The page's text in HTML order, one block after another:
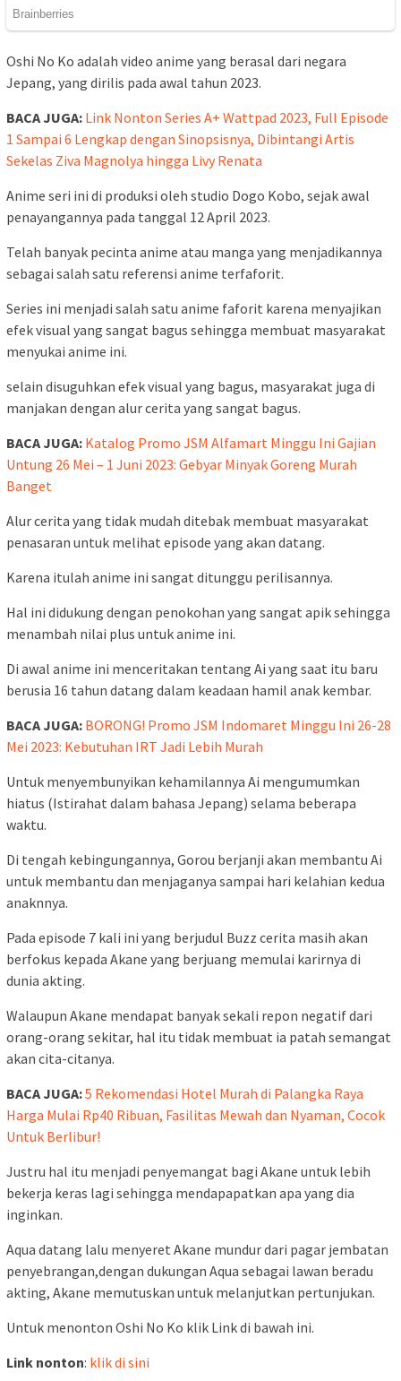
Oshi No Ko adalah video anime yang berasal dari negara
Jepang, yang dirilis pada awal tahun 2023.
BACA JUGA: Link Nonton Series A+ Wattpad 2023, Full Episode
1 Sampai 6 Lengkap dengan Sinopsisnya, Dibintangi Artis
Sekelas Ziva Magnolya hingga Livy Renata
Anime seri ini di produksi oleh studio Dogo Kobo, sejak awal
penayangannya pada tanggal 12 April 2023.
Telah banyak pecinta anime atau manga yang menjadikannya
sebagai salah satu referensi anime terfaforit.
Series ini menjadi salah satu anime faforit karena menyajikan
efek visual yang sangat bagus sehingga membuat masyarakat
menyukai anime ini.
selain disuguhkan efek visual yang bagus, masyarakat juga di
manjakan dengan alur cerita yang sangat bagus.
BACA JUGA: Katalog Promo JSM Alfamart Minggu Ini Gajian
Untung 26 Mei – 1 Juni 2023: Gebyar Minyak Goreng Murah
Banget
Alur cerita yang tidak mudah ditebak membuat masyarakat
penasaran untuk melihat episode yang akan datang.
Karena itulah anime ini sangat ditunggu perilisannya.
Hal ini didukung dengan penokohan yang sangat apik sehingga
menambah nilai plus untuk anime ini.
Di awal anime ini menceritakan tentang Ai yang saat itu baru
berusia 16 tahun datang dalam keadaan hamil anak kembar.
BACA JUGA: BORONG! Promo JSM Indomaret Minggu Ini 26-28
Mei 2023: Kebutuhan IRT Jadi Lebih Murah
Untuk menyembunyikan kehamilannya Ai mengumumkan
hiatus (Istirahat dalam bahasa Jepang) selama beberapa
waktu.
Di tengah kebingungannya, Gorou berjanji akan membantu Ai
untuk membantu dan menjaganya sampai hari kelahian kedua
anaknnya.
Pada episode 7 kali ini yang berjudul Buzz cerita masih akan
berfokus kepada Akane yang berjuang memulai karirnya di
dunia akting.
Walaupun Akane mendapat banyak sekali repon negatif dari
orang-orang sekitar, hal itu tidak membuat ia patah semangat
akan cita-citanya.
BACA JUGA:5 Rekomendasi Hotel Murah di Palangka Raya
Harga Mulai Rp40 Ribuan, Fasilitas Mewah dan Nyaman, Cocok
Untuk Berlibur!
Justru hal itu menjadi penyemangat bagi Akane untuk lebih
bekerja keras lagi sehingga mendapapatkan apa yang dia
inginkan.
Aqua datang lalu menyeret Akane mundur dari pagar jembatan
penyebrangan,dengan dukungan Aqua sebagai lawan beradu
akting, Akane memutuskan untuk melanjutkan pertunjukan.
Untuk menonton Oshi No Ko klik Link di bawah ini.
Link nonton: klik di sini